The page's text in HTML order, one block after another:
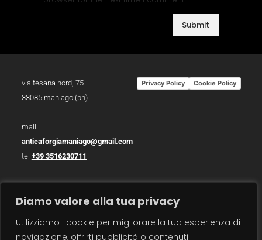
Diamo valore alla tua privacy
Utilizziamo i cookie per migliorare la tua esperienza di
navigazione, offrirti pubblicità o contenuti
via tesana nord, 75
33085 maniago (pn)
mail
anticaforgiamaniago@gmail.com
tel +39 3516230711
p.iva 01783930934
Privacy Policy Cookie Policy